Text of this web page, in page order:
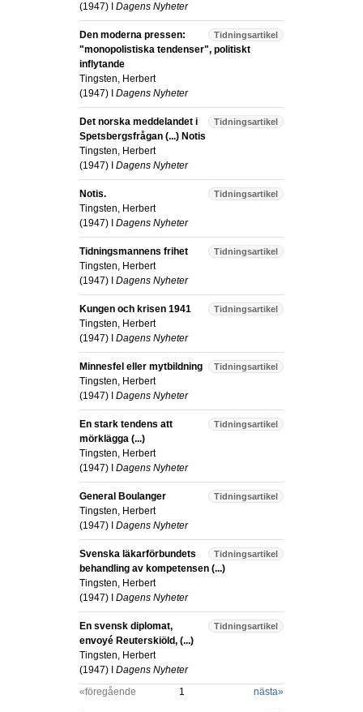
(1947) I Dagens Nyheter
Tidningsartikel
Den moderna pressen:
"monopolistiska tendenser", politiskt
inflytande
Tingsten, Herbert
(1947) I Dagens Nyheter
Tidningsartikel
Det norska meddelandet i
Spetsbergsfrågan (...) Notis
Tingsten, Herbert
(1947) I Dagens Nyheter
Tidningsartikel
Notis.
Tingsten, Herbert
(1947) I Dagens Nyheter
Tidningsartikel
Tidningsmannens frihet
Tingsten, Herbert
(1947) I Dagens Nyheter
Tidningsartikel
Kungen och krisen 1941
Tingsten, Herbert
(1947) I Dagens Nyheter
Tidningsartikel
Minnesfel eller mytbildning
Tingsten, Herbert
(1947) I Dagens Nyheter
Tidningsartikel
En stark tendens att
mörklägga (...)
Tingsten, Herbert
(1947) I Dagens Nyheter
Tidningsartikel
General Boulanger
Tingsten, Herbert
(1947) I Dagens Nyheter
Tidningsartikel
Svenska läkarförbundets
behandling av kompetensen (...)
Tingsten, Herbert
(1947) I Dagens Nyheter
Tidningsartikel
En svensk diplomat,
envoyé Reuterskiöld, (...)
Tingsten, Herbert
(1947) I Dagens Nyheter
«föregående
1 nästa»